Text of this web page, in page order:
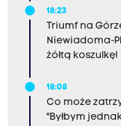
18:23
Triumf na
Niewiadoma-
żółtą koszulkę!
18:08
Co może
"Byłbym